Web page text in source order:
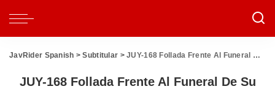
JavRider Spanish >Subtitular >JUY-168 Follada Frente Al Funeral De Su Marido (Subtítulos en Español)
JUY-168 Follada Frente Al Funeral De Su